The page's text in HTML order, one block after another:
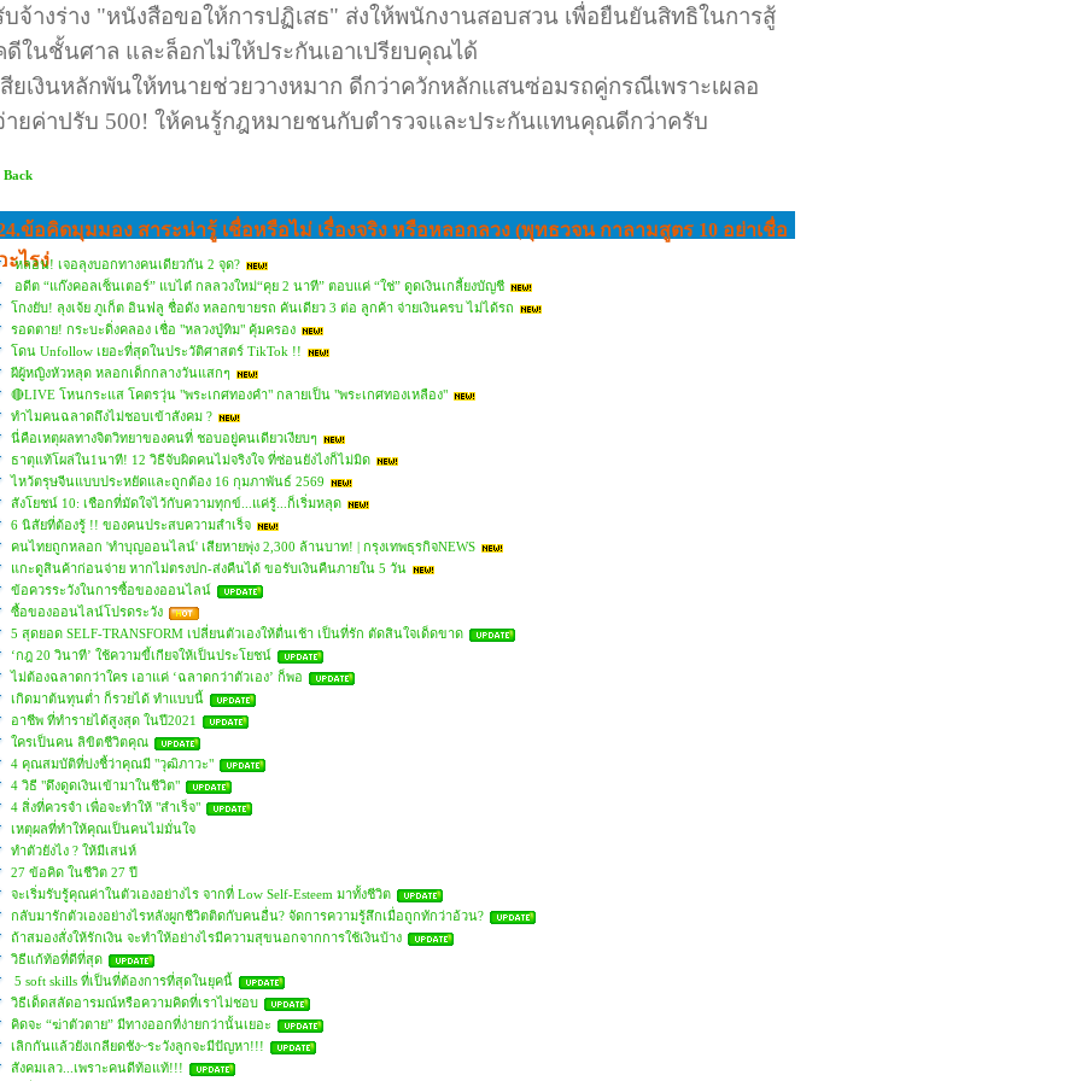
บจ้างร่าง "หนังสือขอให้การปฏิเสธ" ส่งให้พนักงานสอบสวน เพื่อยืนยันสิทธิในการสู้
ดีในชั้นศาล และล็อกไม่ให้ประกันเอาเปรียบคุณได้
สียเงินหลักพันให้ทนายช่วยวางหมาก ดีกว่าควักหลักแสนซ่อมรถคู่กรณีเพราะเผลอ
ายค่าปรับ 500! ให้คนรู้กฎหมายชนกับตำรวจและประกันแทนคุณดีกว่าครับ
Back
ข้อคิดมุมมอง สาระน่ารู้ เชื่อหรือไม่ เรื่องจริง หรือหลอกลวง (พุทธวจน กาลามสูตร 10 อย่าเชื่อ
ะไรง่
หลอน! เจอลุงบอกทางคนเดียวกัน 2 จุด?
อดีต “แก๊งคอลเซ็นเตอร์” แบไต๋ กลลวงใหม่“คุย 2 นาที” ตอบแค่ “ใช่” ดูดเงินเกลี้ยงบัญชี
โกงยับ! ลุงเจ้ย ภูเก็ต อินฟลู ชื่อดัง หลอกขายรถ คันเดียว 3 ต่อ ลูกค้า จ่ายเงินครบ ไม่ได้รถ
รอดตาย! กระบะดิ่งคลอง เชื่อ "หลวงปู่ทิม" คุ้มครอง
โดน Unfollow เยอะที่สุดในประวัติศาสตร์ TikTok !!
ผีผู้หญิงหัวหลุด หลอกเด็กกลางวันแสกๆ
🔴LIVE โหนกระแส โคตรวุ่น "พระเกศทองคำ" กลายเป็น "พระเกศทองเหลือง"
ทำไมคนฉลาดถึงไม่ชอบเข้าสังคม ?
นี่คือเหตุผลทางจิตวิทยาของคนที่ ชอบอยู่คนเดียวเงียบๆ
ธาตุแท้โผล่ใน1นาที! 12 วิธีจับผิดคนไม่จริงใจ ที่ซ่อนยังไงก็ไม่มิด
ไหว้ตรุษจีนแบบประหยัดและถูกต้อง 16 กุมภาพันธ์ 2569
สังโยชน์ 10: เชือกที่มัดใจไว้กับความทุกข์...แค่รู้...ก็เริ่มหลุด
6 นิสัยที่ต้องรู้ !! ของคนประสบความสำเร็จ
คนไทยถูกหลอก 'ทำบุญออนไลน์' เสียหายพุ่ง 2,300 ล้านบาท! | กรุงเทพธุรกิจNEWS
แกะดูสินค้าก่อนจ่าย หากไม่ตรงปก-ส่งคืนได้ ขอรับเงินคืนภายใน 5 วัน
ข้อควรระวังในการซื้อของออนไลน์
ซื้อของออนไลน์โปรดระวัง
5 สุดยอด SELF-TRANSFORM เปลี่ยนตัวเองให้ตื่นเช้า เป็นที่รัก ตัดสินใจเด็ดขาด
‘กฎ 20 วินาที’ ใช้ความขี้เกียจให้เป็นประโยชน์
ไม่ต้องฉลาดกว่าใคร เอาแค่ ‘ฉลาดกว่าตัวเอง’ ก็พอ
เกิดมาต้นทุนต่ำ ก็รวยได้ ทำแบบนี้
อาชีพ ที่ทำรายได้สูงสุด ในปี2021
ใครเป็นคน ลิขิตชีวิตคุณ
4 คุณสมบัติที่บ่งชี้ว่าคุณมี "วุฒิภาวะ"
4 วิธี "ดึงดูดเงินเข้ามาในชีวิต"
4 สิ่งที่ควรจำ เพื่อจะทำให้ "สำเร็จ"
เหตุผลที่ทำให้คุณเป็นคนไม่มั่นใจ
ทำตัวยังไง ? ให้มีเสน่ห์
27 ข้อคิด ในชีวิต 27 ปี
จะเริ่มรับรู้คุณค่าในตัวเองอย่างไร จากที่ Low Self-Esteem มาทั้งชีวิต
กลับมารักตัวเองอย่างไรหลังผูกชีวิตติดกับคนอื่น? จัดการความรู้สึกเมื่อถูกทักว่าอ้วน?
ถ้าสมองสั่งให้รักเงิน จะทำให้อย่างไรมีความสุขนอกจากการใช้เงินบ้าง
วิธีแก้ท้อที่ดีที่สุด
5 soft skills ที่เป็นที่ต้องการที่สุดในยุคนี้
วิธีเด็ดสลัดอารมณ์หรือความคิดที่เราไม่ชอบ
คิดจะ “ฆ่าตัวตาย” มีทางออกที่ง่ายกว่านั้นเยอะ
เลิกกันแล้วยังเกลียดชัง~ระวังลูกจะมีปัญหา!!!
สังคมเลว...เพราะคนดีท้อแท้!!!